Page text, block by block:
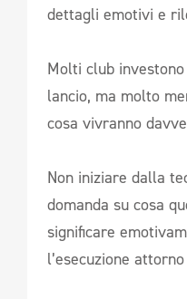
dettagli emotivi e
Molti club
lancio, ma molto
cosa vivranno
Non iniziare dalla
domanda su cosa
significare
l’esecuzione